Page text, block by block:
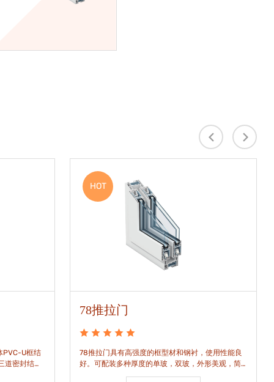
PVC-U框结
道密封结
HOT
78推拉门
78推拉门具有高强度的框型材和钢衬，使用性能良
好。可配装多种厚度的单玻，双玻，外形美观，简